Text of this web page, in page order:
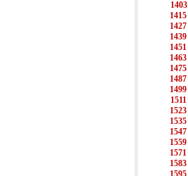
1403
1415
1427
1439
1451
1463
1475
1487
1499
1511
1523
1535
1547
1559
1571
1583
1595